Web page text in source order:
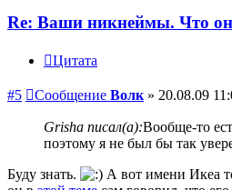
Re: Ваши никнеймы. Что
Цитата
#5 Сообщение Волк » 20.08.09
Grisha писал(а):Вообще-то
поэтому я не был бы так
Буду знать.
А вот имени Икеа